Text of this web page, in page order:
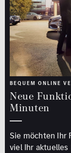
BEQUEM ONLINE
Neue
Minuten
Sie möchten Ihr
viel Ihr